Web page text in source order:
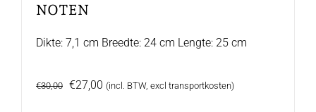
NOTEN
Dikte: 7,1 cm Breedte: 24 cm Lengte: 25 cm
€30,00 Oorspronkelijke
€27,00 Huidige
(incl. BTW, excl transportkosten)